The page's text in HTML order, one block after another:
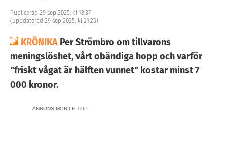
Publicerad 29 sep 2025, kl 18:37
(uppdaterad 29 sep 2025, kl 21:25)
KRÖNIKA Per Strömbro om tillvarons
meningslöshet, vårt obändiga hopp och varför
"friskt vågat är hälften vunnet" kostar minst 7
000 kronor.
ANNONS MOBILE TOP